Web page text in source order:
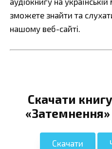
зможете знайти та
нашому веб-сайті.
Скачати
Скачати